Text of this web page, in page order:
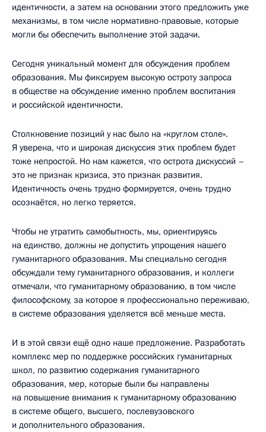
идентичности, а затем на основании этого предложить уже
механизмы, в том числе нормативно-правовые, которые
могли бы обеспечить выполнение этой задачи.
Сегодня уникальный момент для обсуждения проблем
образования. Мы фиксируем высокую остроту запроса
в обществе на обсуждение именно проблем воспитания
и российской идентичности.
Столкновение позиций у нас было на «круглом столе».
Я уверена, что и широкая дискуссия этих проблем будет
тоже непростой. Но нам кажется, что острота дискуссий –
это не признак кризиса, это признак развития.
Идентичность очень трудно формируется, очень трудно
осознаётся, но легко теряется.
Чтобы не утратить самобытность, мы, ориентируясь
на единство, должны не допустить упрощения нашего
гуманитарного образования. Мы специально сегодня
обсуждали тему гуманитарного образования, и коллеги
отмечали, что гуманитарному образованию, в том числе
философскому, за которое я профессионально переживаю,
в системе образования уделяется всё меньше места.
И в этой связи ещё одно наше предложение. Разработать
комплекс мер по поддержке российских гуманитарных
школ, по развитию содержания гуманитарного
образования, мер, которые были бы направлены
на повышение внимания к гуманитарному образованию
в системе общего, высшего, послевузовского
и дополнительного образования.